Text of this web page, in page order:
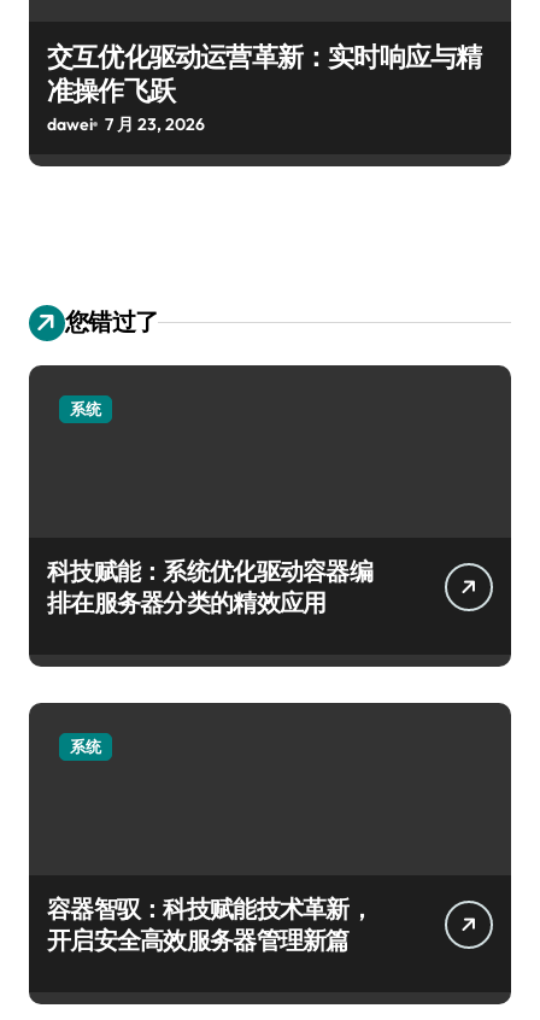
交互优化驱动运营革新：实时响应与精
准操作飞跃
dawei 7 月 23, 2026
您错过了
系统
科技赋能：系统优化驱动容器编
排在服务器分类的精效应用
系统
容器智驭：科技赋能技术革新，
开启安全高效服务器管理新篇